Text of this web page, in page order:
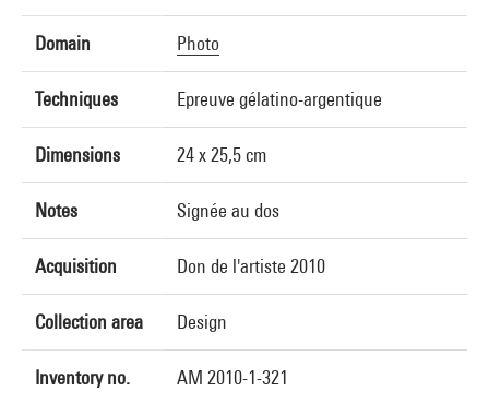
Domain Photo
Techniques Epreuve gélatino-argentique
Dimensions 24 x 25,5 cm
Notes Signée au dos
Acquisition Don de l'artiste 2010
Collection area Design
Inventory no. AM 2010-1-321